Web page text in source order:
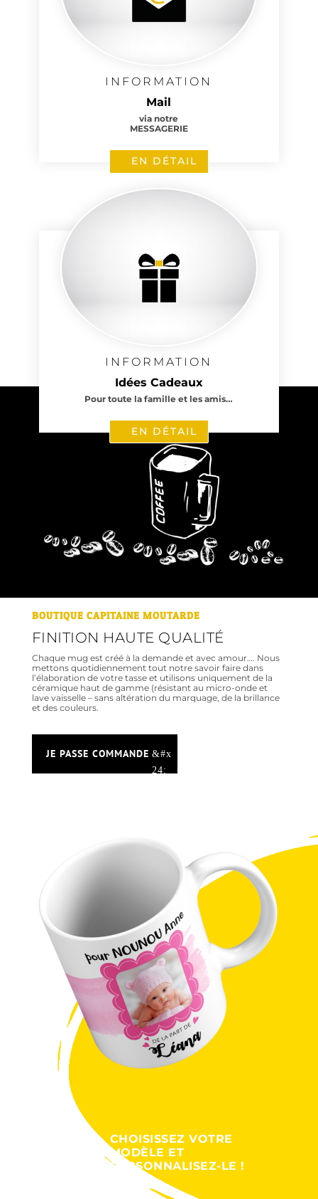
INFORMATION
Mail
via notre
MESSAGERIE
EN DÉTAIL
INFORMATION
Idées Cadeaux
Pour toute la famille et les amis…
EN DÉTAIL
BOUTIQUE CAPITAINE MOUTARDE
FINITION HAUTE QUALITÉ
Chaque mug est créé à la demande et avec amour…. Nous
mettons quotidiennement tout notre savoir faire dans
l’élaboration de votre tasse et utilisons uniquement de la
céramique haut de gamme (résistant au micro-onde et
lave vaisselle – sans altération du marquage, de la brillance
et des couleurs.
JE PASSE COMMANDE
CHOISISSEZ VOTRE
MODÈLE ET
PERSONNALISEZ-LE !